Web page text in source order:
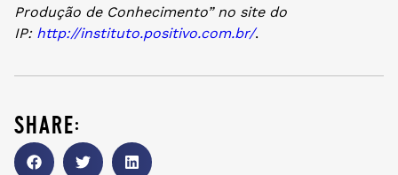
Produção de Conhecimento” no site do
IP: http://instituto.positivo.com.br/.
share: